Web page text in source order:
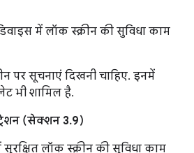
में लॉक स्क्रीन की सुविधा काम
पर सूचनाएं दिखनी चाहिए. इनमें
भी शामिल है.
(सेक्शन 3.9)
लॉक स्क्रीन की सुविधा काम